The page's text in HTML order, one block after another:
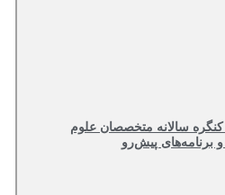
کنگره سالانه متخصصان علوم
و برنامه‌های پیش‌رو